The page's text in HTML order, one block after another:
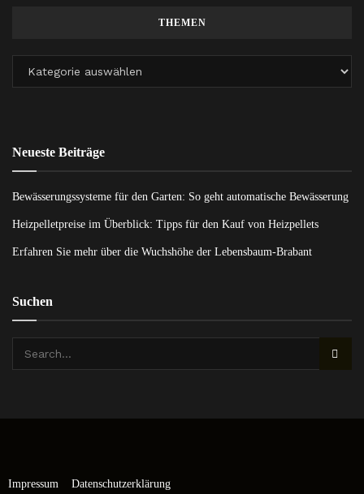
THEMEN
Neueste Beiträge
Bewässerungssysteme für den Garten: So geht automatische Bewässerung
Heizpelletpreise im Überblick: Tipps für den Kauf von Heizpellets
Erfahren Sie mehr über die Wuchshöhe der Lebensbaum-Brabant
Suchen
Impressum Datenschutzerklärung